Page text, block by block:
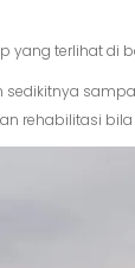
yang terlihat di
rehabilitasi